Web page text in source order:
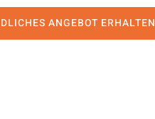
ANGEBOT ERHALTEN